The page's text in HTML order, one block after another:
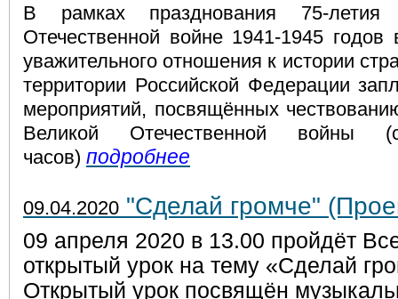
В рамках празднования 75-
Отечественной войне 1941-1945
уважительного отношения к истории
территории Российской Федерации
мероприятий, посвящённых
Великой Отечественной
часов) подробнее
09.04.2020 "Сделай громче"
09 апреля 2020 в 13.00 пройдёт
открытый урок на тему «Сделай
Открытый урок посвящён